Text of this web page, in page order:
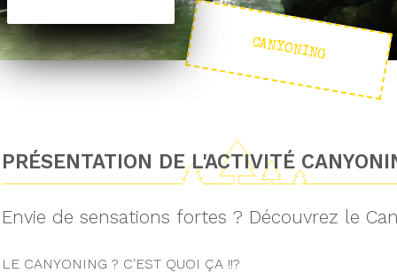
CANYONING
PRÉSENTATION DE L'ACTIVITÉ
Envie de sensations fortes ? Découvrez le
LE CANYONING ? C'EST QUOI ÇA !!?